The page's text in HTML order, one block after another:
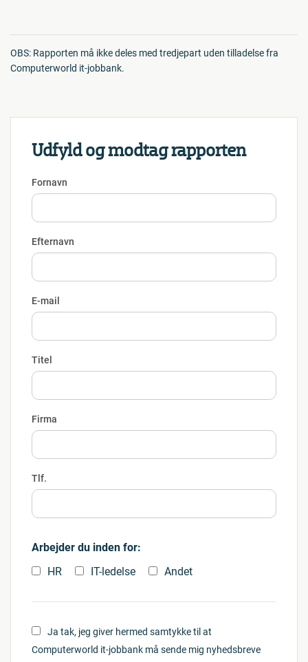
OBS: Rapporten må ikke deles med tredjepart uden tilladelse fra
Computerworld it-jobbank.
Udfyld og modtag rapporten
Fornavn
Efternavn
E-mail
Titel
Firma
Tlf.
Arbejder du inden for:
HR
IT-ledelse Andet
Ja tak, jeg giver hermed samtykke til at
Computerworld it-jobbank må sende mig nyhedsbreve